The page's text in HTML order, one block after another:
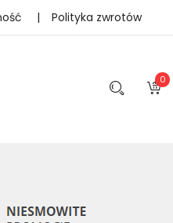
| Polityka zwrotów
0